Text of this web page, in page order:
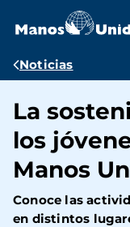
contenido
Ruta
navegación
Noticias
La
los
Manos
Conoce las
en distintos